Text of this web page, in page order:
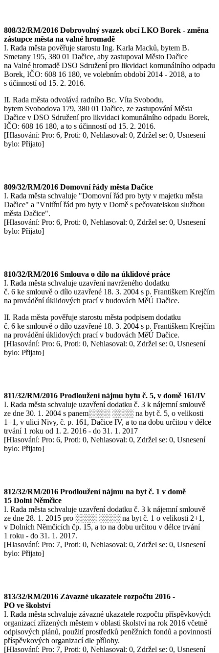
808/32/RM/2016 Dobrovolný svazek obcí LKO Borek - změna
zástupce města na valné hromadě
I. Rada města pověřuje starostu Ing. Karla Macků, bytem B.
Smetany 195, 380 01 Dačice, aby zastupoval Město Dačice
na Valné hromadě DSO Sdružení pro likvidaci komunálního odpadu
Borek, IČO: 608 16 180, ve volebním období 2014 - 2018, a to
s účinností od 15. 2. 2016.
II. Rada města odvolává radního Bc. Víta Svobodu,
bytem Svobodova 179, 380 01 Dačice, ze zastupování Města
Dačice v DSO Sdružení pro likvidaci komunálního odpadu Borek,
IČO: 608 16 180, a to s účinností od 15. 2. 2016.
[Hlasování: Pro: 6, Proti: 0, Nehlasoval: 0, Zdržel se: 0, Usnesení
bylo: Přijato]
809/32/RM/2016 Domovní řády města Dačice
I. Rada města schvaluje "Domovní řád pro byty v majetku města
Dačice" a "Vnitřní řád pro byty v Domě s pečovatelskou službou
města Dačice".
[Hlasování: Pro: 6, Proti: 0, Nehlasoval: 0, Zdržel se: 0, Usnesení
bylo: Přijato]
810/32/RM/2016 Smlouva o dílo na úklidové práce
I. Rada města schvaluje uzavření navrženého dodatku
č. 6 ke smlouvě o dílo uzavřené 18. 3. 2004 s p. Františkem Krejčím
na provádění úklidových prací v budovách MěÚ Dačice.
II. Rada města pověřuje starostu města podpisem dodatku
č. 6 ke smlouvě o dílo uzavřené 18. 3. 2004 s p. Františkem Krejčím
na provádění úklidových prací v budovách MěÚ Dačice.
[Hlasování: Pro: 6, Proti: 0, Nehlasoval: 0, Zdržel se: 0, Usnesení
bylo: Přijato]
811/32/RM/2016 Prodloužení nájmu bytu č. 5, v domě 161/IV
I. Rada města schvaluje uzavření dodatku č. 3 k nájemní smlouvě
ze dne 30. 1. 2004 s panem░░░░ ░░░░ na byt č. 5, o velikosti
1+1, v ulici Nivy, č. p. 161, Dačice IV, a to na dobu určitou v délce
trvání 1 roku od 1. 2. 2016 - do 31. 1. 2017
[Hlasování: Pro: 6, Proti: 0, Nehlasoval: 0, Zdržel se: 0, Usnesení
bylo: Přijato]
812/32/RM/2016 Prodloužení nájmu na byt č. 1 v domě
15 Dolní Němčice
I. Rada města schvaluje uzavření dodatku č. 3 k nájemní smlouvě
ze dne 28. 1. 2015 pro ░░░░ ░░░░ na byt č. 1 o velikosti 2+1,
v Dolních Němčicích čp. 15, a to na dobu určitou v délce trvání
1 roku - do 31. 1. 2017.
[Hlasování: Pro: 7, Proti: 0, Nehlasoval: 0, Zdržel se: 0, Usnesení
bylo: Přijato]
813/32/RM/2016 Závazné ukazatele rozpočtu 2016 -
PO ve školství
I. Rada města schvaluje závazné ukazatele rozpočtu příspěvkových
organizací zřízených městem v oblasti školství na rok 2016 včetně
odpisových plánů, použití prostředků peněžních fondů a povinností
příspěvkových organizací dle přílohy.
[Hlasování: Pro: 7, Proti: 0, Nehlasoval: 0, Zdržel se: 0, Usnesení